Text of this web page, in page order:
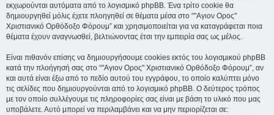
εκχωρούνται αυτόματα από το λογισμικό phpBB. Ένα τρίτο cookie θα
δημιουργηθεί μόλις έχετε πλοηγηθεί σε θέματα μέσα στο “"Αγιον Ορος"
Χριστιανικό Ορθόδοξο Φόρουμ” και χρησιμοποιείται για να καταγράφεται ποια
θέματα έχουν αναγνωσθεί, βελτιώνοντας έτσι την εμπειρία σας ως μέλος.
Είναι πιθανόν επίσης να δημιουργήσουμε cookies εκτός του λογισμικού phpBB
κατά την πλοήγησή σας στο “"Αγιον Ορος" Χριστιανικό Ορθόδοξο Φόρουμ”, αν
και αυτά είναι έξω από το πεδίο αυτού του εγγράφου, το οποίο καλύπτει μόνο
τις σελίδες που δημιουργούνται από το λογισμικό phpBB. Ο δεύτερος τρόπος
με τον οποίο συλλέγουμε τις πληροφορίες σας είναι με βάση το υλικό που μας
υποβάλετε. Αυτό μπορεί να περιλαμβάνει και να μην περιορίζεται σε: